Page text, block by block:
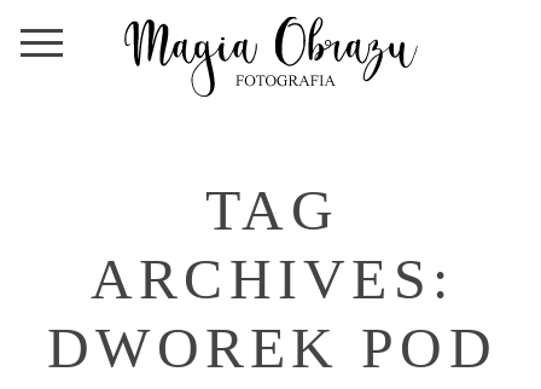
TAG
ARCHIVES:
DWOREK POD